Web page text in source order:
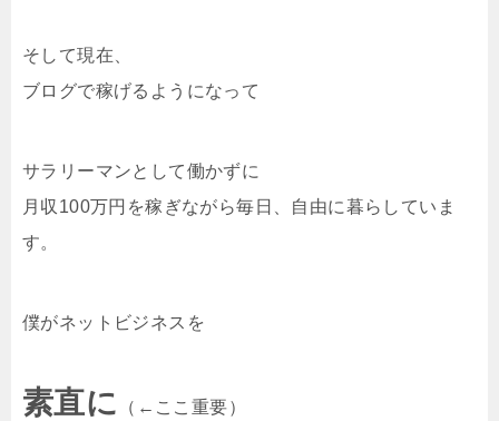
そして現在、
ブログで稼げるようになって
サラリーマンとして働かずに
月収100万円を稼ぎながら毎日、自由に暮らしていま
す。
僕がネットビジネスを
素直に （←ここ重要）